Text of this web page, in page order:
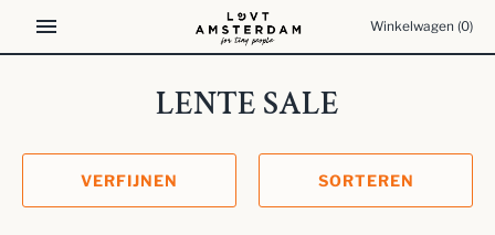
de
Winkelwagen (0)
LENTE SALE
VERFIJNEN SORTEREN